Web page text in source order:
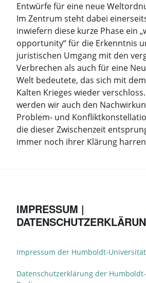
Entwürfe für eine neue
Im Zentrum steht dabei
inwiefern diese kurze Phase ein
opportunity“ für die Erkenntnis
juristischen Umgang mit den
Verbrechen als auch für eine
Welt bedeutete, das sich mit
Kalten Krieges wieder
werden wir auch den
Problem- und
die dieser Zwischenzeit
immer noch ihrer Klärung
IMPRESSUM |
Impressum der Humboldt-
Datenschutzerklärung der